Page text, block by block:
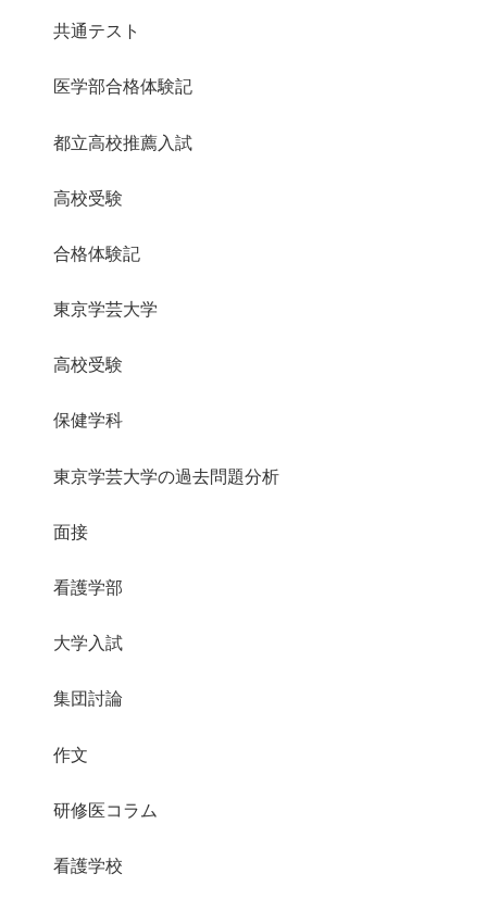
共通テスト
医学部合格体験記
都立高校推薦入試
高校受験
合格体験記
東京学芸大学
高校受験
保健学科
東京学芸大学の過去問題分析
面接
看護学部
大学入試
集団討論
作文
研修医コラム
看護学校